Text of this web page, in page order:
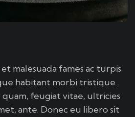
malesuada fames ac turpis
habitant morbi tristique .
feugiat vitae, ultricies
ante. Donec eu libero sit